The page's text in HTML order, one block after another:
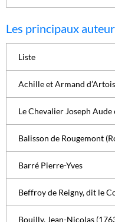
Les principaux
Liste
Achille et Armand
Le Chevalier Joseph Aude
Balisson de Rougemont
Barré Pierre-Yves
Beffroy de Reigny, dit le
Bouilly, Jean-Nicolas